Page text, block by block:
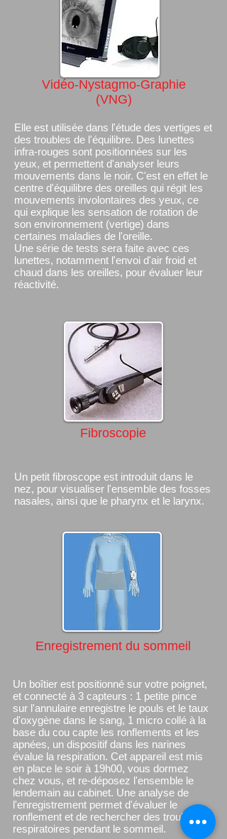
Vidéo-Nystagmo-Graphie
(VNG)
Elle est utilisée dans l'étude des vertiges et
des troubles de l'équilibre. Des lunettes
infra-rouges sont positionnées sur les
yeux, et permettent d'analyser leurs
mouvements dans le noir. C'est en effet le
centre d'équilibre des oreilles qui régit les
mouvements involontaires des yeux, ce
qui explique les sensation de rotation de
son environnement (vertige) dans
certaines maladies de l'oreille.
Une série de tests sera faite avec ces
lunettes, notamment l'envoi d'air froid et
chaud dans les oreilles, pour évaluer leur
réactivité.
Fibroscopie
Un petit fibroscope est introduit dans le
nez, pour visualiser l'ensemble des fosses
nasales, ainsi que le pharynx et le larynx.
Enregistrement du sommeil
Un boîtier est positionné sur votre poignet,
et connecté à 3 capteurs : 1 petite pince
sur l'annulaire enregistre le pouls et le taux
d'oxygène dans le sang, 1 micro collé à la
base du cou capte les ronflements et les
apnées, un dispositif dans les narines
évalue la respiration. Cet appareil est mis
en place le soir à 19h00, vous dormez
chez vous, et re-déposez l'ensemble le
lendemain au cabinet. Une analyse de
l'enregistrement permet d'évaluer le
ronflement et de rechercher des troubles
respiratoires pendant le sommeil.